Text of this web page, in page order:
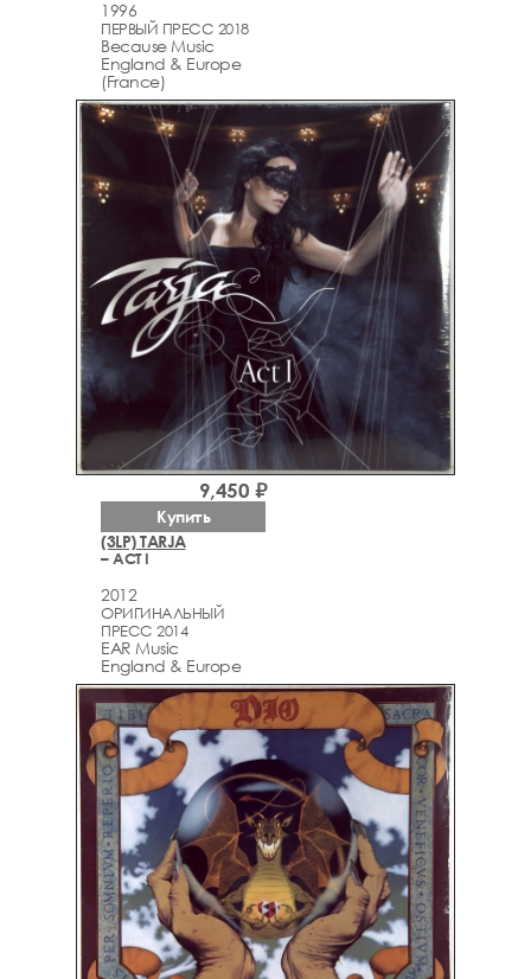
1996
ПЕРВЫЙ ПРЕСС 2018
Because Music
England & Europe
(France)
(3LP) TARJA
– ACT I
2012
ОРИГИНАЛЬНЫЙ
ПРЕСС 2014
EAR Music
England & Europe
9,450 ₽
Купить